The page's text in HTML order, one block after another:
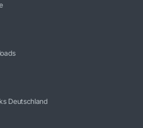
Deutschland